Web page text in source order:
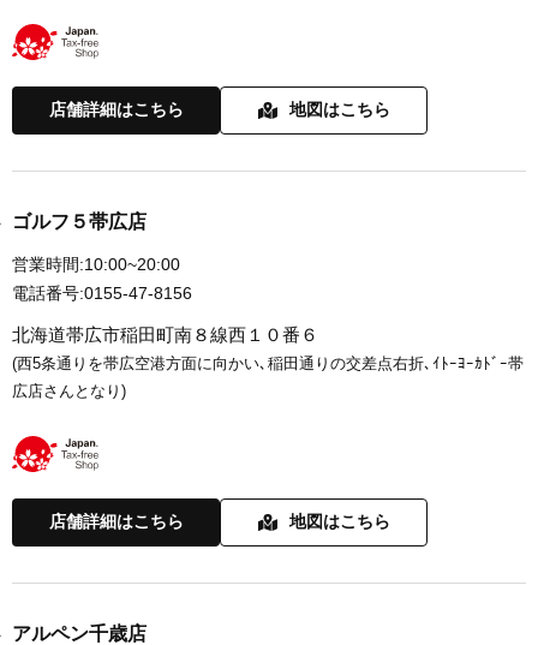
店舗詳細はこちら 地図はこちら
ゴルフ５帯広店
営業時間:10:00~20:00
電話番号:0155-47-8156
北海道帯広市稲田町南８線西１０番６
(西5条通りを帯広空港方面に向かい､稲田通りの交差点右折､ｲﾄｰﾖｰｶﾄﾞｰ帯
広店さんとなり)
店舗詳細はこちら 地図はこちら
アルペン千歳店